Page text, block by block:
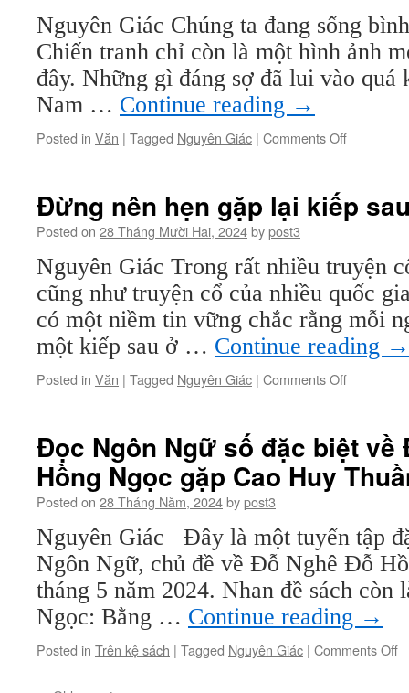
(kỳ
1)
Nguyên Giác Chúng ta đang sống
Chiến tranh chỉ còn là một hình ảnh
đây. Những gì đáng sợ đã lui vào
Nam … Continue reading →
Posted in Văn | Tagged Nguyên Giác | Comments Offon
con,
mưa
nguồn
Đừng nên hẹn gặp lại kiếp
Posted on 28 Tháng Mười Hai, 2024bypost3
Nguyên Giác Trong rất nhiều truyện
cũng như truyện cổ của nhiều quốc
có một niềm tin vững chắc rằng mỗi
một kiếp sau ở … Continue reading →
Posted in Văn | Tagged Nguyên Giác | Comments Offon
gặp
lại
kiếp
Đọc Ngôn Ngữ số đặc biệt về
Hồng Ngọc gặp Cao Huy
Posted on 28 Tháng Năm, 2024bypost3
Nguyên Giác Đây là một tuyển tập
Ngôn Ngữ, chủ đề về Đỗ Nghê Đỗ
tháng 5 năm 2024. Nhan đề sách
Ngọc: Bằng … Continue reading →
Posted in Trên kệ sách | Tagged Nguyên Giác | Comments Off